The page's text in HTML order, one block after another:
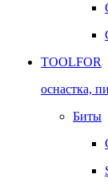
TOOLFOR
оснастка,
Биты